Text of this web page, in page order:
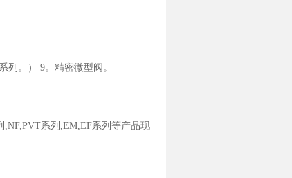
列。） 9。精密微型阀。
,NF,PVT系列,EM,EF系列等产品现